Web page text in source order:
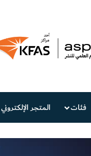
فئات المتجر الإلكتروني